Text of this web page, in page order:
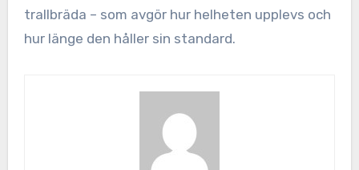
trallbräda – som avgör hur helheten upplevs och
hur länge den håller sin standard.